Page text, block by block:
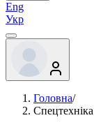
Eng
Укр
Головна/
Спецтехніка